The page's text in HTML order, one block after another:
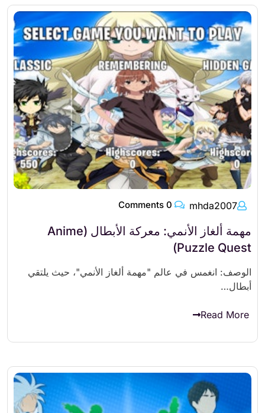
mhda2007
مهمة ألغاز الأنمي: معركة الأبطال (Anime
Puzzle Quest)
الوصف: انغمس في عالم "مهمة ألغاز الأنمي"، حيث يلتقي
أبطال…
Read More